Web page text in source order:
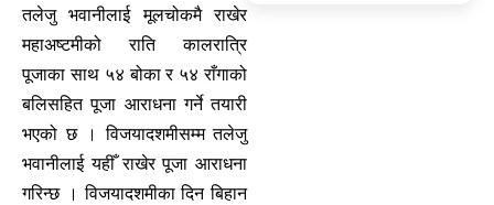
तलेजु भवानीलाई मूलचोकमै राखेर
महाअष्टमीको राति कालरात्रि
पूजाका साथ ५४ बोका र ५४ राँगाको
बलिसहित पूजा आराधना गर्ने तयारी
भएको छ । विजयादशमीसम्म तलेजु
भवानीलाई यहीँ राखेर पूजा आराधना
गरिन्छ । विजयादशमीका दिन बिहान